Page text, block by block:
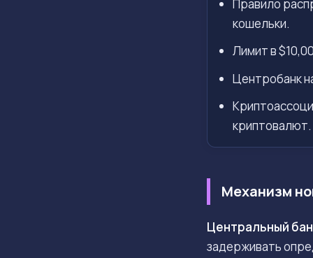
Правило
кошельки.
Лимит в
Центробанк
криптовалют.
Механизм
Центральный
задерживать